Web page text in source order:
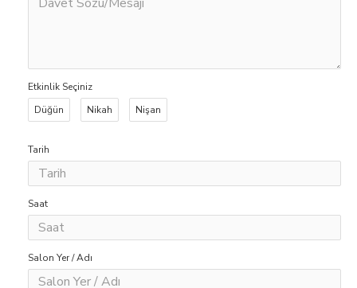
Etkinlik Seçiniz
Düğün
Nikah Nişan
Tarih
Saat
Salon Yer / Adı